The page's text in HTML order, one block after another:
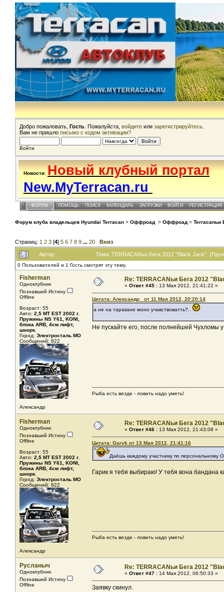
Добро пожаловать, Гость . Пожалуйста, войдите или зарегистрируйтесь
Вам не пришло письмо с кодом активации?
Войти
Новости: Новый клубный портал
New.MyTerracan.ru
ФОРУМ ПОМОЩЬ ПОИСК КАЛЕНДАРЬ ЗАГРУЗКИ ВОЙТИ РЕГИСТРАЦИЯ
Форум клуба владельцев Hyundai Terracan > Оффроад > Оффроад > Terracanьи
Страниц: 1 2 3 [4] 5 6 7 8 9 ... 20 Вниз
Автор Тема: TERRACANьи Бега 2012 "Black Jack"
0 Пользователей и 1 Гость смотрят эту тему.
Fisherman
Одноклубник
Познавший Истину
Offline
Возраст: 55
Авто: 2,5 MT EST 2002 г.
Пружины NS Y61, KONI,
блока ARB, 4см лифт,
шнорк.
Город: Электросталь МО
Сообщений: 822
Александр
Re: TERRACANьи Бега 2012
« Ответ #45 : 13 Мая 2012, 21:41:22 »
Цитата: Александр_ от 11 Мая 2012, 20:20:14
а не на таракане моно учавствоватть?..
Не пускайте его, после полнейшей Чухломы
Рыба есть везде - ловить надо уметь!
Fisherman
Одноклубник
Познавший Истину
Offline
Возраст: 55
Авто: 2,5 MT EST 2002 г.
Пружины NS Y61, KONI,
блока ARB, 4см лифт,
шнорк.
Город: Электросталь МО
Сообщений: 822
Александр
Re: TERRACANьи Бега 2012
« Ответ #46 : 13 Мая 2012, 21:43:08 »
Цитата: Garyk от 13 Мая 2012, 21:41:16
Даёшь каждому участнику по персональному
Гарик я тебя выбираю! У тебя вона бандана
Рыба есть везде - ловить надо уметь!
Русланыч
Одноклубник
Познавший Истину
Offline
Re: TERRACANьи Бега 2012
« Ответ #47 : 14 Мая 2012, 06:50:33 »
Заявку скинул.